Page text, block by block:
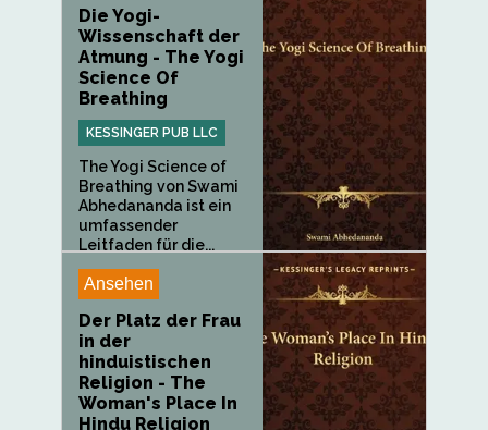
Die Yogi-
Wissenschaft der
Atmung - The Yogi
Science Of
Breathing
KESSINGER PUB LLC
The Yogi Science of
Breathing von Swami
Abhedananda ist ein
umfassender
Leitfaden für die...
Ansehen
Der Platz der Frau
in der
hinduistischen
Religion - The
Woman's Place In
Hindu Religion